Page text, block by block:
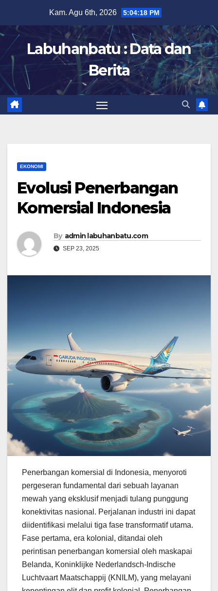
content
Kam. Agu 6th, 2026 5:04:20 PM
Labuhanbatu : Data dan
Berita
EKONOMI
Evolusi Penerbangan
Komersial Indonesia
By admin labuhanbatu.com
SEP 23, 2025
Penerbangan komersial di Indonesia, menyoroti
pergeseran fundamental dari sebuah layanan
mewah yang eksklusif menjadi tulang punggung
konektivitas nasional. Perjalanan industri ini dapat
diidentifikasi melalui tiga fase transformatif utama.
Fase pertama, era kolonial, ditandai oleh
perintisan penerbangan komersial oleh maskapai
Belanda, Koninklijke Nederlandsch-Indische
Luchtvaart Maatschappij (KNILM), yang melayani